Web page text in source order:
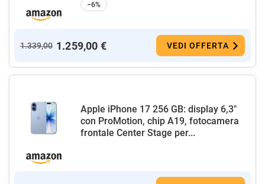
−6%
1.339,00 1.259,00 € VEDI OFFERTA
Apple iPhone 17 256 GB: display 6,3"
con ProMotion, chip A19, fotocamera
frontale Center Stage per...